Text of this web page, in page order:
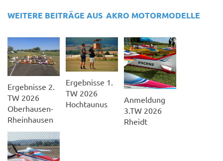
WEITERE BEITRÄGE AUS AKRO MOTORMODELLE
Ergebnisse 2.
TW 2026
Oberhausen-
Rheinhausen
Ergebnisse 1.
TW 2026
Hochtaunus
Anmeldung
3.TW 2026
Rheidt